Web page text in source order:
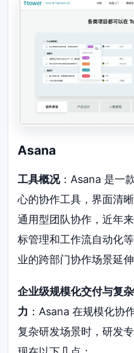
Asana
工具概况：Asana 是一
心的协作工具，界面清
通用型团队协作，近年
标管理和工作流自动化
业的跨部门协作场景延伸
企业级规模化交付与复
力 ：Asana 在规模化协
复杂研发场景时，研发